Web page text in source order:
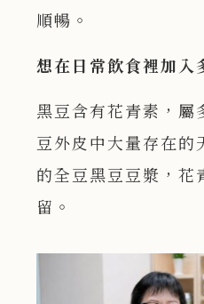
順暢。
想在日常飲食裡加入
黑豆含有花青素，屬
豆外皮中大量存在的
的全豆黑豆豆漿，花
留。